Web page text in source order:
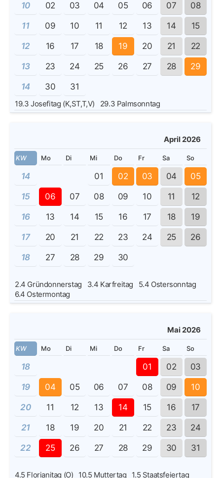
10 02 03 04 05 06 07 08
11 09 10 11 12 13 14 15
12 16 17 18 19 20 21 22
13 23 24 25 26 27 28 29
14 30 31
19.3 Josefitag (K,ST,T,V) 29.3 Palmsonntag
April 2026
KW Mo Di Mi Do Fr Sa So
14 01 02 03 04 05
15 06 07 08 09 10 11 12
16 13 14 15 16 17 18 19
17 20 21 22 23 24 25 26
18 27 28 29 30
2.4 Gründonnerstag 3.4 Karfreitag 5.4 Ostersonntag
6.4 Ostermontag
Mai 2026
KW Mo Di Mi Do Fr Sa So
18 01 02 03
19 04 05 06 07 08 09 10
20 11 12 13 14 15 16 17
21 18 19 20 21 22 23 24
22 25 26 27 28 29 30 31
4.5 Florianitag (O) 10.5 Muttertag 1.5 Staatsfeiertag